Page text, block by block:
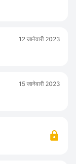
12 जानेवारी 2023
15 जानेवारी 2023